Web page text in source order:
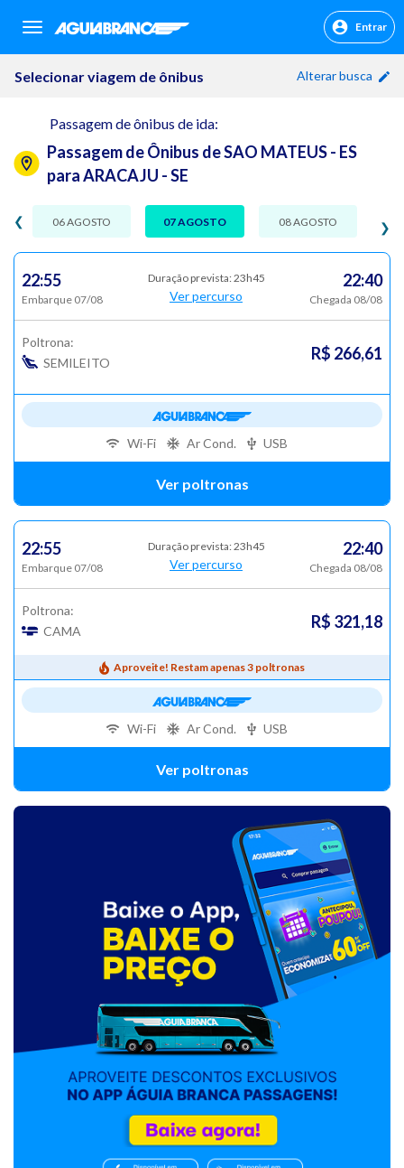
sr.header.toggle.navigation Entrar
Selecionar viagem de ônibus Alterar busca
Passagem de ônibus de ida:
Passagem de Ônibus de SAO MATEUS - ES
para ARACAJU - SE
❯
❮ 06 AGOSTO 07 AGOSTO 08 AGOSTO
22:55
Embarque 07/08
Duração prevista: 23h45
Ver percurso
22:40
Chegada 08/08
Poltrona:
SEMILEITO
R$ 266,61
Ver poltronas
Wi-Fi Ar Cond. USB
22:55
Embarque 07/08
Duração prevista: 23h45
Ver percurso
22:40
Chegada 08/08
Poltrona:
CAMA
R$ 321,18
Aproveite! Restam apenas 3 poltronas
Ver poltronas
Wi-Fi Ar Cond. USB